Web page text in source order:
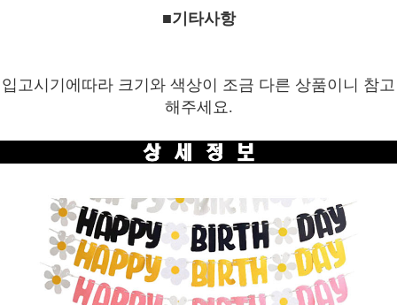
■기타사항
입고시기에따라 크기와 색상이 조금 다른 상품이니 참고
해주세요.